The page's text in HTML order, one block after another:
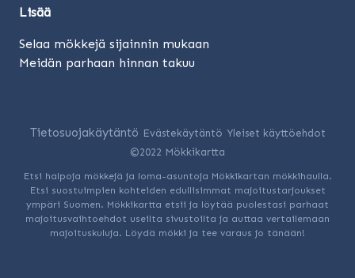
Lisää
Selaa mökkejä sijainnin mukaan
Meidän parhaan hinnan takuu
Tietosuojakäytäntö Evästekäytäntö Yleiset käyttöehdot
©2022 Mökkikartta
Etsi halpoja mökkejä ja loma-asuntoja Mökkikartan mökkihaulla.
Etsi suostuimpien kohteiden edullisimmat majoitustarjoukset
ympäri Suomen. Mökkikartta etsii ja löytää puolestasi parhaat
majoitusvaihtoehdot useilta sivustoilta ja auttaa vertailemaan
majoituskuluja. Löydä mökki ja tee varaus jo tänään!